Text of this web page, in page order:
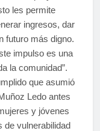
les permite
ingresos, dar
futuro más digno.
impulso es una
la comunidad”.
que asumió
Ledo antes
y jóvenes
de vulnerabilidad